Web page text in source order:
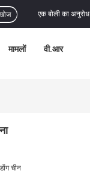
एक बोली का अनुरोध
मामलों वी.आर
चीन